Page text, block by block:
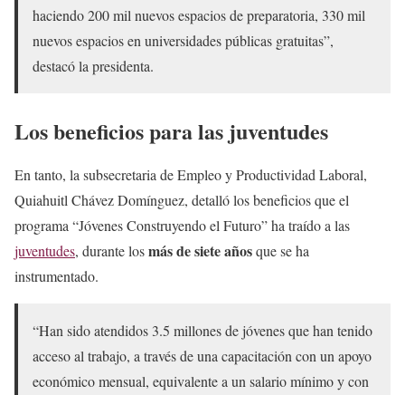
haciendo 200 mil nuevos espacios de preparatoria, 330 mil
nuevos espacios en universidades públicas gratuitas”,
destacó la presidenta.
Los beneficios para las juventudes
En tanto, la subsecretaria de Empleo y Productividad Laboral,
Quiahuitl Chávez Domínguez, detalló los beneficios que el
programa “Jóvenes Construyendo el Futuro” ha traído a las
juventudes, durante losmás de siete añosque se ha
instrumentado.
“Han sido atendidos 3.5 millones de jóvenes que han tenido
acceso al trabajo, a través de una capacitación con un apoyo
económico mensual, equivalente a un salario mínimo y con